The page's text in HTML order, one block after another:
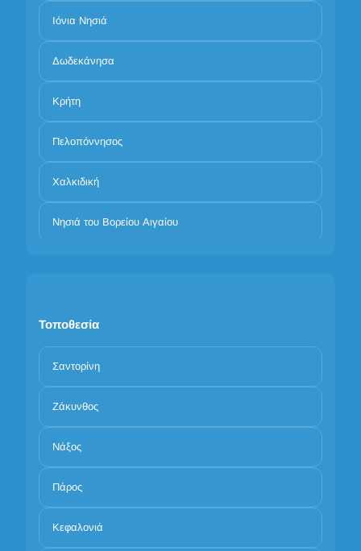
Ιόνια Νησιά
Δωδεκάνησα
Κρήτη
Πελοπόννησος
Χαλκιδική
Νησιά του Βορείου Αιγαίου
Τοποθεσία
Σαντορίνη
Ζάκυνθος
Νάξος
Πάρος
Κεφαλονιά